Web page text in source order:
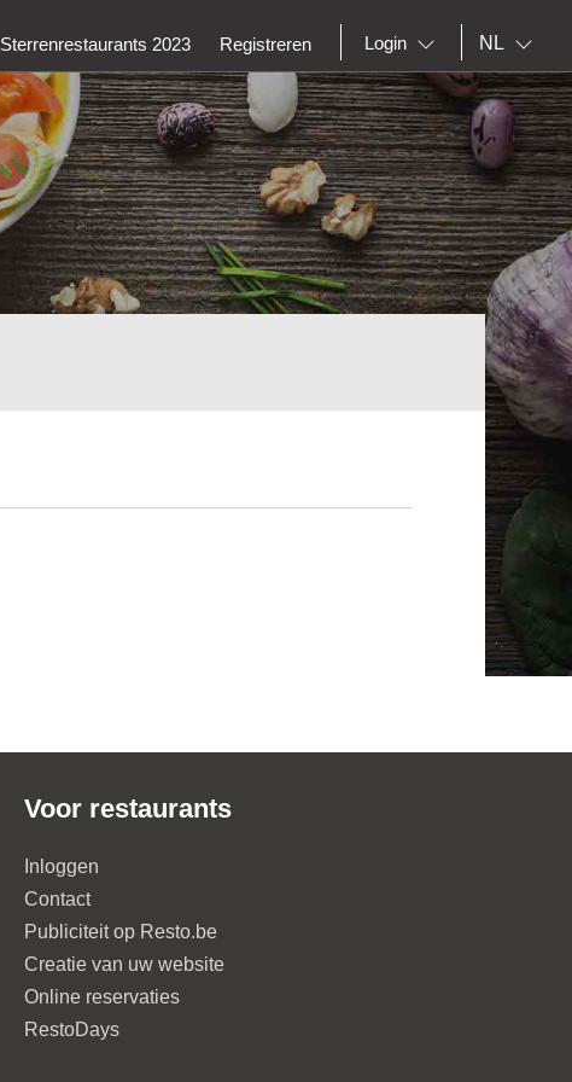
Sterrenrestaurants 2023 Registreren Login NL
Voor restaurants
Inloggen
Contact
Publiciteit op Resto.be
Creatie van uw website
Online reservaties
RestoDays